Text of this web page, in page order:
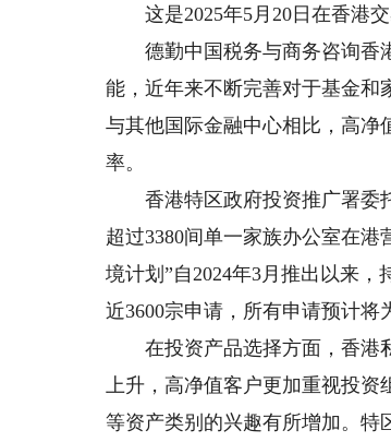
这是2025年5月20日在香港交
德勤中国税务与商务咨询香港
能，近年来不断完善对于基金和
与其他国际金融中心相比，高净
率。
香港特区政府投资推广署委托
超过3380间单一家族办公室在港
境计划”自2024年3月推出以来
近3600宗申请，所有申请预计将
在投资产品选择方面，香港私
上升，高净值客户更加重视投资
等资产类别的兴趣有所增加。特